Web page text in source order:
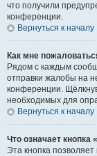
что получили
конференции.
Вернуться к началу
Как мне
Рядом с каждым
отправки жалобы на
конференции.
необходимых для
Вернуться к началу
Что означает кнопка
Эта кнопка